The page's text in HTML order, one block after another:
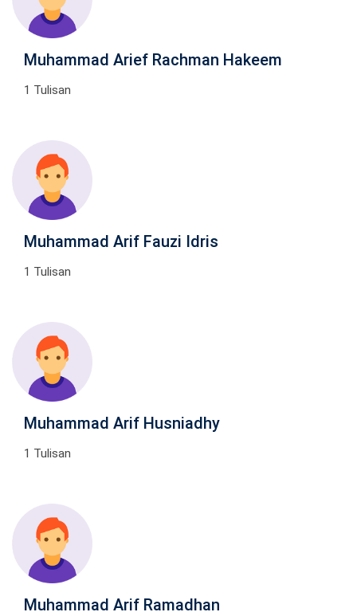
Muhammad Arief Rachman Hakeem
1 Tulisan
Muhammad Arif Fauzi Idris
1 Tulisan
Muhammad Arif Husniadhy
1 Tulisan
Muhammad Arif Ramadhan